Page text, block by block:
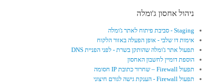
ניהול אחסון ג'ומלה
Staging - סביבת פיתוח לאתר ג'ומלה
אימות דו שלבי - אופן הפעלה באזור הלקוח
תפעול אתר ג'ומלה שהותקן בשרת - לפני הפניית DNS
הוספת דומיין לחשבון האחסון
תפעול Firewall – שחרור כתובת IP חסומה
תפעול Firewall - הענקת גישה לגורם חיצוני